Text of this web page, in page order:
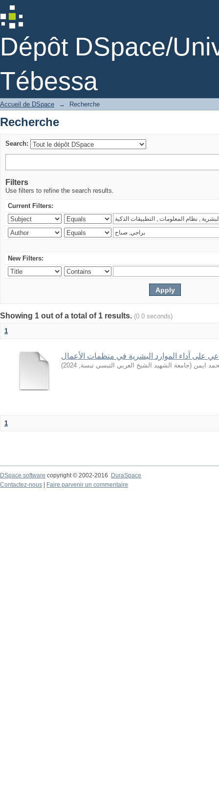
Dépôt DSpace/
Tébessa
Recherche
Accueil de DSpace → Recherche
Recherche
Search:
Filters
Use filters to refine the search results.
Current Filters:
New Filters:
Showing 1 out of a total of 1 results. (0.0 seconds)
1
على أداء الموارد البشرية في منظمات الأعمال
ايمن (جامعة الشهيد الشيخ العربي التبسي تبسة,
2024
)
1
DSpace software copyright © 2002-2016
DuraSpace
Contactez-nous
Faire parvenir un commentaire